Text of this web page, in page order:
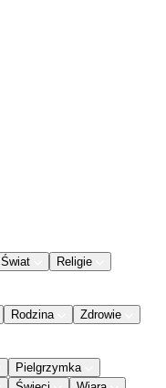
Świat
Religie
Rodzina
Zdrowie
Pielgrzymka